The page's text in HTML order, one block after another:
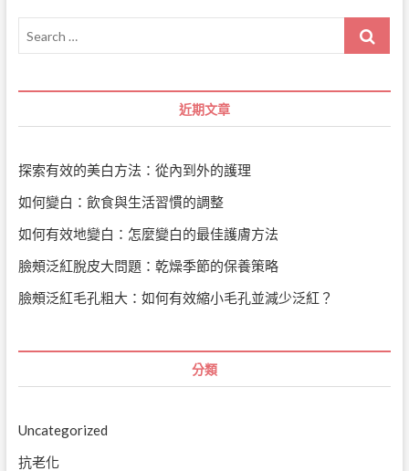
秘
拾
輕
顏
Search
近期文章
探索有效的美白方法：從內到外的護理
如何變白：飲食與生活習慣的調整
如何有效地變白：怎麼變白的最佳護膚方法
臉頰泛紅脫皮大問題：乾燥季節的保養策略
臉頰泛紅毛孔粗大：如何有效縮小毛孔並減少泛紅？
分類
Uncategorized
抗老化